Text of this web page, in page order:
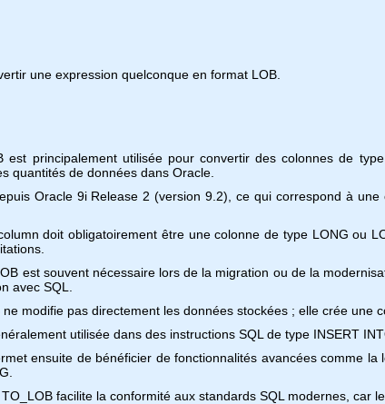
une expression quelconque en format LOB.
est principalement utilisée pour convertir des colonnes de
quantités de données dans Oracle.
Oracle 9i Release 2 (version 9.2), ce qui correspond à
doit obligatoirement être une colonne de type LONG ou
est souvent nécessaire lors de la migration ou de la
avec SQL.
modifie pas directement les données stockées ; elle crée une
utilisée dans des instructions SQL de type INSERT
ensuite de bénéficier de fonctionnalités avancées comme
facilite la conformité aux standards SQL modernes, car